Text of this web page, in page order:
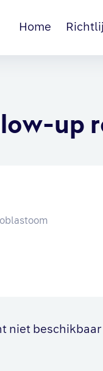
Home
up
niet beschikbaar